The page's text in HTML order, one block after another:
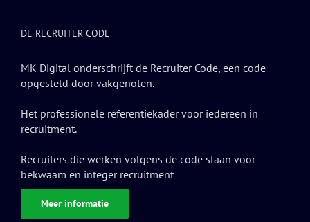
DE RECRUITER CODE
MK Digital onderschrijft de Recruiter Code, een code
opgesteld door vakgenoten.
Het professionele referentiekader voor iedereen in
recruitment.
Recruiters die werken volgens de code staan voor
bekwaam en integer recruitment
Meer informatie